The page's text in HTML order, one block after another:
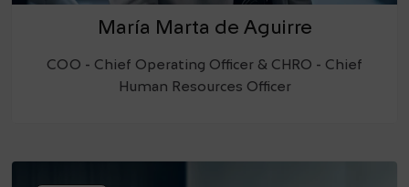
María Marta de Aguirre
COO - Chief Operating Officer & CHRO - Chief
Human Resources Officer